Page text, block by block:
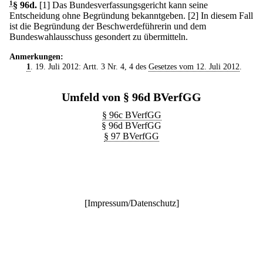
1 § 96d. [1] Das Bundesverfassungsgericht kann seine
Entscheidung ohne Begründung bekanntgeben. [2] In diesem Fall
ist die Begründung der Beschwerdeführerin und dem
Bundeswahlausschuss gesondert zu übermitteln.
Anmerkungen:
1
. 19. Juli 2012: Artt. 3 Nr. 4, 4 des Gesetzes vom 12. Juli 2012
Umfeld von § 96d BVerfGG
§ 96c BVerfGG
§ 96d BVerfGG
§ 97 BVerfGG
[Impressum/Datenschutz]